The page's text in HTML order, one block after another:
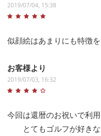
2019/07/04, 15:38
似顔絵はあまりにも特徴
お客様より
2019/07/03, 16:32
今回は還暦のお祝いで利用
とてもゴルフが好きな